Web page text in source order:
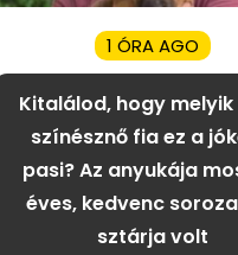
1 ÓRA AGO
Kitalálod, hogy
színésznő fia ez a
pasi? Az anyukája
éves, kedvenc
sztárja volt